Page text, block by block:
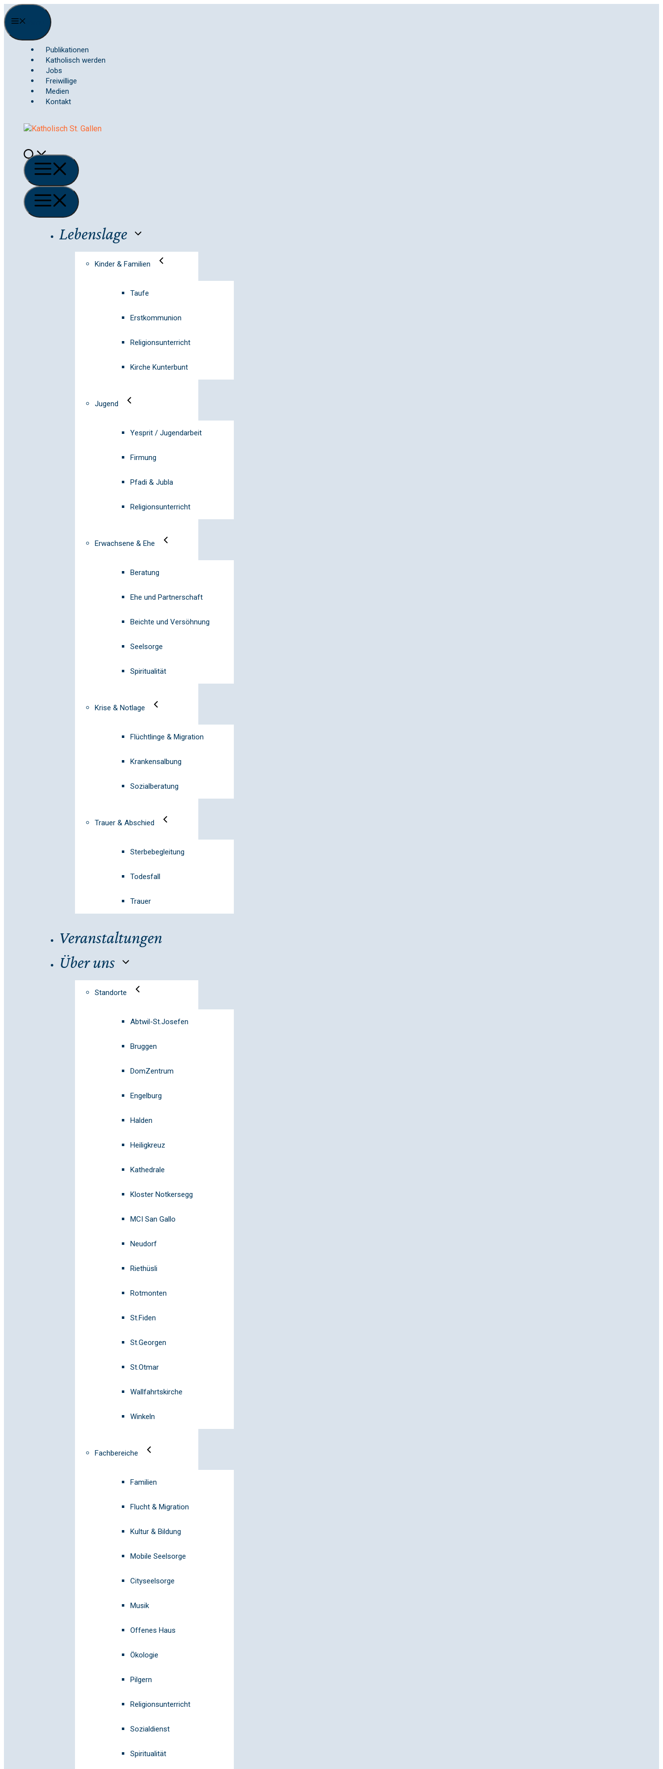
Springe
zum
Inhalt
Publikationen
Katholisch werden
Jobs
Freiwillige
Medien
Kontakt
Menü
Menü
Lebenslage
Kinder & Familien
Taufe
Erstkommunion
Religionsunterricht
Kirche Kunterbunt
Jugend
Yesprit / Jugendarbeit
Firmung
Pfadi & Jubla
Religionsunterricht
Erwachsene & Ehe
Beratung
Ehe und Partnerschaft
Beichte und Versöhnung
Seelsorge
Spiritualität
Krise & Notlage
Flüchtlinge & Migration
Krankensalbung
Sozialberatung
Trauer & Abschied
Sterbebegleitung
Todesfall
Trauer
Veranstaltungen
Über uns
Standorte
Abtwil-St.Josefen
Bruggen
DomZentrum
Engelburg
Halden
Heiligkreuz
Kathedrale
Kloster Notkersegg
MCI San Gallo
Neudorf
Riethüsli
Rotmonten
St.Fiden
St.Georgen
St.Otmar
Wallfahrtskirche
Winkeln
Fachbereiche
Familien
Flucht & Migration
Kultur & Bildung
Mobile Seelsorge
Cityseelsorge
Musik
Offenes Haus
Ökologie
Pilgern
Religionsunterricht
Sozialdienst
Spiritualität